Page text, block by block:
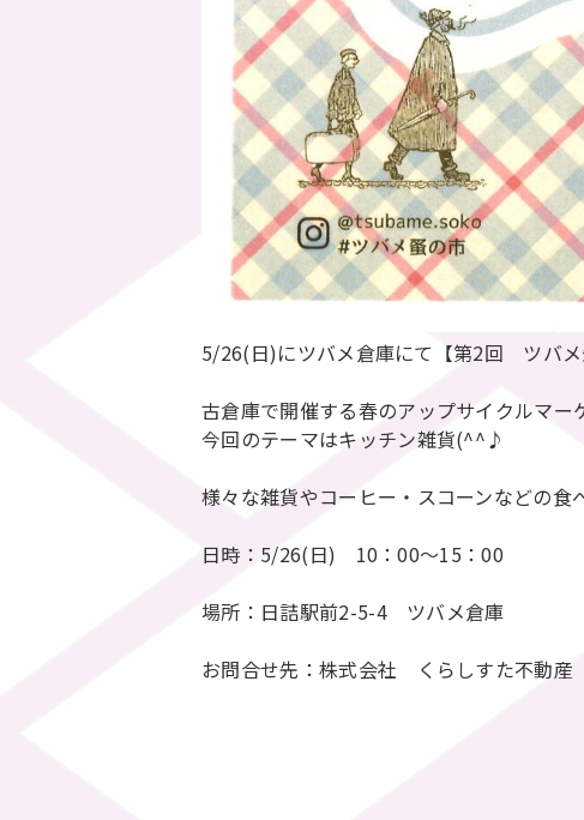
5/26(日)にツバメ倉庫にて【第2回 ツバメ
古倉庫で開催する春のアップサイクルマ
今回のテーマはキッチン雑貨(^^♪
様々な雑貨やコーヒー・スコーンなどの
日時：5/26(日) 10：00～15：00
場所：日詰駅前2-5-4 ツバメ倉庫
お問合せ先：株式会社 くらしすた不動